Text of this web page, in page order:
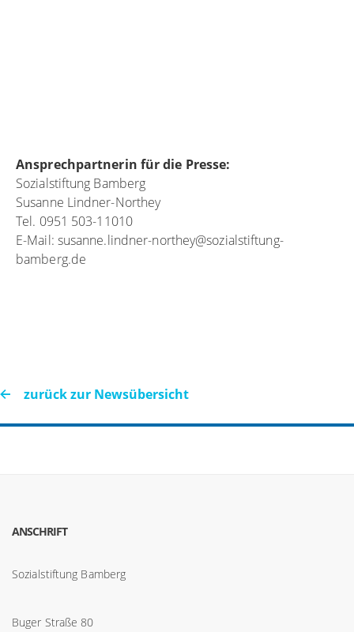
Ansprechpartnerin für die Presse:
Sozialstiftung Bamberg
Susanne Lindner-Northey
Tel. 0951 503-11010
E-Mail: susanne.lindner-northey@sozialstiftung-
bamberg.de
zurück zur Newsübersicht
ANSCHRIFT
Sozialstiftung Bamberg
Buger Straße 80